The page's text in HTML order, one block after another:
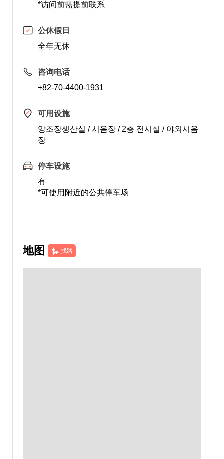
*访问前需提前联系
公休假日
全年无休
咨询电话
+82-70-4400-1931
可用设施
양조장생산실 / 시음장 / 2층 전시실 / 야외시음
장
停车设施
有
*可使用附近的公共停车场
地图 找路